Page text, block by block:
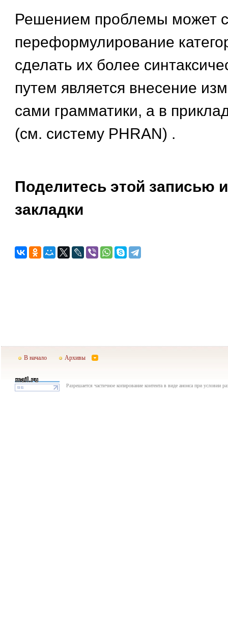
Решением проблемы может
переформулирование
сделать их более
путем является внесение
сами грамматики, а в
(см. систему PHRAN) .
Поделитесь этой записью
закладки
В начало Архивы
Разрешается частичное копирование контента в виде анонса при условии